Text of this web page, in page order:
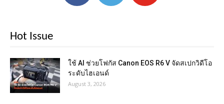
Hot Issue
ใช้ AI ช่วยโฟกัส Canon EOS R6 V จัดสเปกวิดีโอ
ระดับไฮเอนด์
August 3, 2026